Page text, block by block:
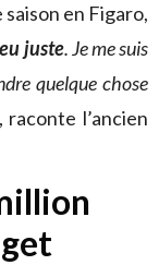
en Figaro,
juste. Je me suis
quelque chose
, raconte l’ancien